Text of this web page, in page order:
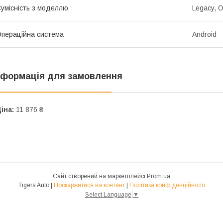
з моделлю Legacy,
система Android
для замовлення
11 876 ₴
Сайт створений на маркетплейсі Prom.ua
Поскаржитися на контент
Політика конфіденційності
Select Language ▼